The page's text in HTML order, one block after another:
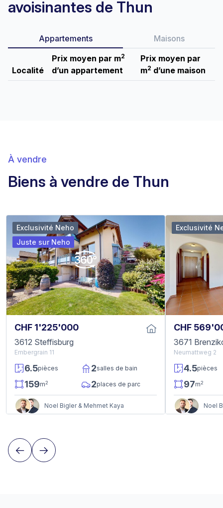
avoisinantes de Thun
Appartements Maisons
Localité
Prix moyen par m2
d’un appartement
Prix moyen par
m2 d’une maison
À vendre
Biens à vendre de Thun
CHF 1'225'000
3612 Steffisburg
Embergrain 11
6.5pièces 2salles de bain
159m2 2places de parc
Noel Bigler & Mehmet Kaya
Exclusivité Neho
Juste sur Neho
CHF
3671
Neumattweg 2
4.5pièces
97m2
Noel
Exclusivité